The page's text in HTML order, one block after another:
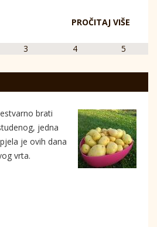
PROČITAJ VIŠE
3 4 5
brati
jedna
je ovih dana
vrta.